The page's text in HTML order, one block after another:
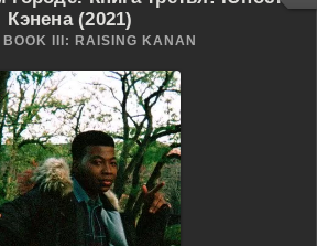
Кэнена (2021)
BOOK III: RAISING KANAN